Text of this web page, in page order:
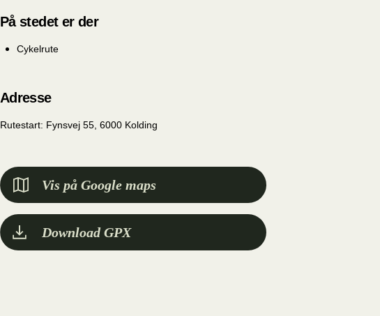
På stedet er der
Cykelrute
Adresse
Rutestart: Fynsvej 55, 6000 Kolding
Vis på Google maps
Download GPX